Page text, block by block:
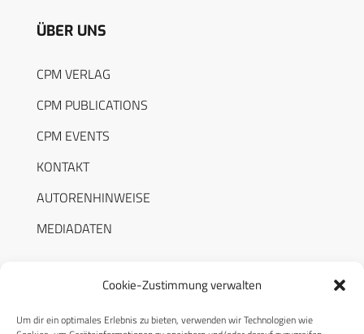
Cookie-Zustimmung verwalten
Um dir ein optimales Erlebnis zu bieten, verwenden wir Technologien wie
ÜBER UNS
CPM VERLAG
CPM PUBLICATIONS
CPM EVENTS
KONTAKT
AUTORENHINWEISE
MEDIADATEN
RECHTLICHES